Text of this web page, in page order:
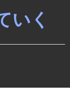
いく